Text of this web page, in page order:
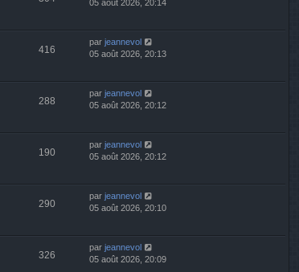
05 août 2026, 20:14
416
par jeannevol
05 août 2026, 20:13
288
par jeannevol
05 août 2026, 20:12
190
par jeannevol
05 août 2026, 20:12
290
par jeannevol
05 août 2026, 20:10
326
par jeannevol
05 août 2026, 20:09